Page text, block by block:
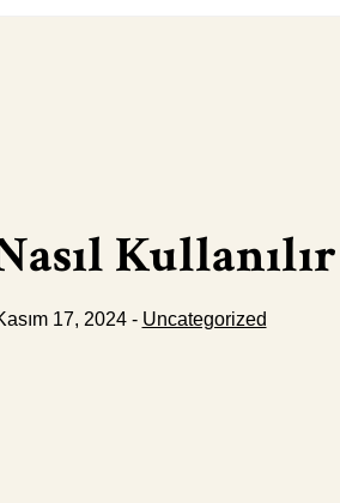
Kullanılır
17, 2024 - Uncategorized